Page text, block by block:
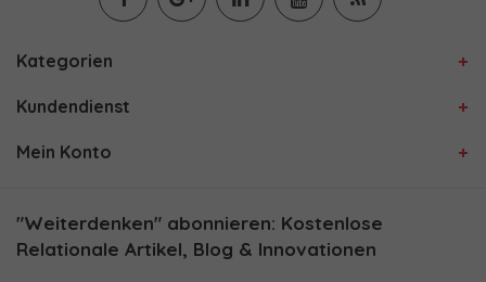
Kategorien
Kundendienst
Mein Konto
"Weiterdenken" abonnieren: Kostenlose
Relationale Artikel, Blog & Innovationen